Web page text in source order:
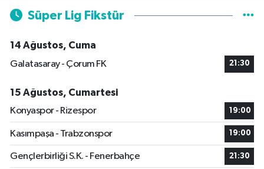
Süper Lig Fikstür
14 Ağustos, Cuma
Galatasaray - Çorum FK
21:30
15 Ağustos, Cumartesi
Konyaspor - Rizespor
19:00
Kasımpaşa - Trabzonspor 19:00
Gençlerbirliği S.K. - Fenerbahçe 21:30